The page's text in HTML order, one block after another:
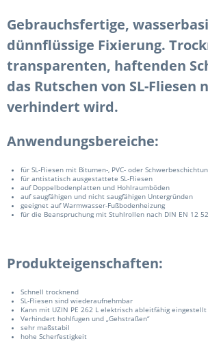
Gebrauchsfertige,
dünnflüssige Fixierung.
transparenten, haftenden
das Rutschen von SL-Fliesen
verhindert wird.
Anwendungsbereiche:
für SL-Fliesen mit Bitumen-, PVC- oder
für antistatisch ausgestattete SL-Fliesen
auf Doppelbodenplatten und Hohlraumböden
auf saugfähigen und nicht saugfähigen Untergründen
geeignet auf Warmwasser-Fußbodenheizung
für die Beanspruchung mit Stuhlrollen nach DIN EN 12
Produkteigenschaften:
Schnell trocknend
SL-Fliesen sind wiederaufnehmbar
Kann mit UZIN PE 262 L elektrisch ableitfähig
Verhindert hohlfugen und „Gehstraßen“
sehr maßstabil
hohe Scherfestigkeit